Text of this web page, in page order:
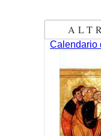
Calendario